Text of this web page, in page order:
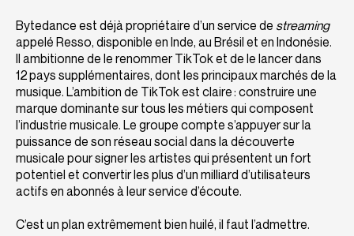
Bytedance est déjà propriétaire d’un service de streaming
appelé Resso, disponible en Inde, au Brésil et en Indonésie.
Il ambitionne de le renommer TikTok et de le lancer dans
12 pays supplémentaires, dont les principaux marchés de la
musique. L’ambition de TikTok est claire : construire une
marque dominante sur tous les métiers qui composent
l’industrie musicale. Le groupe compte s’appuyer sur la
puissance de son réseau social dans la découverte
musicale pour signer les artistes qui présentent un fort
potentiel et convertir les plus d’un milliard d’utilisateurs
actifs en abonnés à leur service d’écoute.
C’est un plan extrêmement bien huilé, il faut l’admettre.